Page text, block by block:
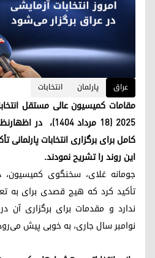
عراق پارلمان انتخابات
۲۰۲۵ (۱۸ مرداد
کامل برای برگزاری انتخابات پارلمانی
این روند را تشریح نمودند.
تأکید کرد که هیچ قصدی برای به
نوامبر سال جاری، به خوبی پیش